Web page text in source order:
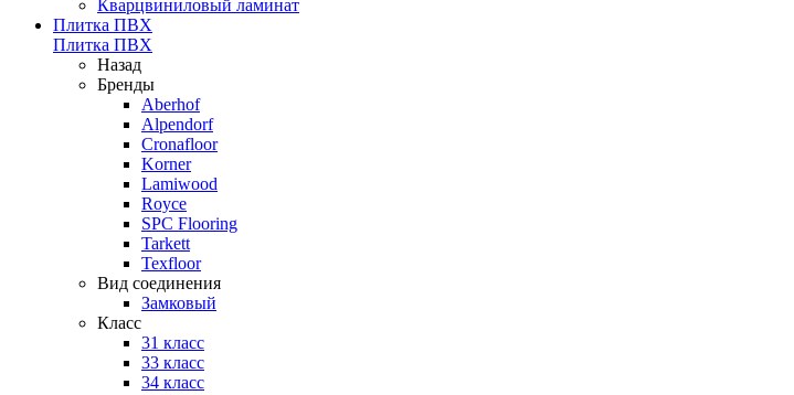
Кварцвиниловый ламинат
Плитка ПВХ
Плитка ПВХ
Назад
Бренды
Aberhof
Alpendorf
Cronafloor
Korner
Lamiwood
Royce
SPC Flooring
Tarkett
Texfloor
Вид соединения
Замковый
Класс
31 класс
33 класс
34 класс